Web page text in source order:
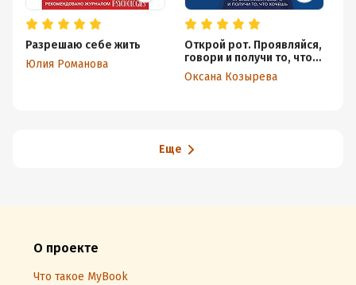
Разрешаю себе жить
Юлия Романова
Открой рот. Проявляйся,
говори и получи то, что
хочешь
Оксана Козырева
Еще
О проекте
Что такое MyBook